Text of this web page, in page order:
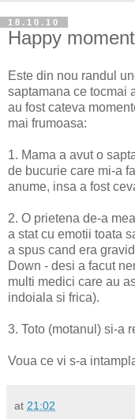
18.10.10
Happy
Este din nou randul
saptamana ce tocmai
au fost cateva
mai frumoasa:
1. Mama a avut o
de bucurie care mi-a
anume, insa a fost
2. O prietena de-a
a stat cu emotii toata
a spus cand era
Down - desi a facut
multi medici care au
indoiala si frica).
3. Toto (motanul) si-a
Voua ce vi s-a
at 21:02